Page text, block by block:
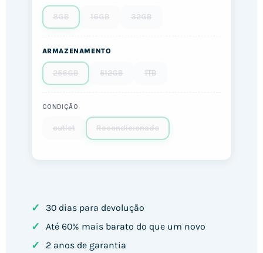
8GB 16GB 32GB
ARMAZENAMENTO
256GB 512GB 1TB
CONDIÇÃO
outlet Recondicionado
✓ 30 dias para devolução
✓ Até 60% mais barato do que um novo
✓ 2 anos de garantia